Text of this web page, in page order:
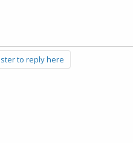
to reply here.